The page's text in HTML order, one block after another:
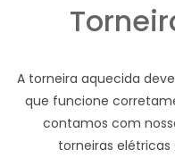
A torneira aquecida
que funcione
contamos com
torneiras